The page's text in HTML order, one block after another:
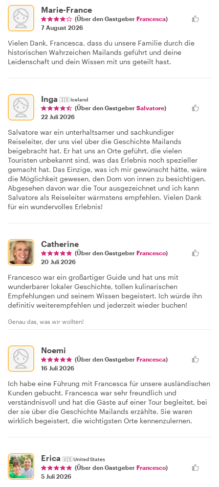
Marie-France
(Über den Gastgeber Francesca)
7 August 2026
Vielen Dank, Francesca, dass du unsere Familie durch die
historischen Wahrzeichen Mailands geführt und deine
Leidenschaft und dein Wissen mit uns geteilt hast.
Inga 🇮🇸Iceland
(Über den Gastgeber Salvatore)
22 Juli 2026
Salvatore war ein unterhaltsamer und sachkundiger
Reiseleiter, der uns viel über die Geschichte Mailands
beigebracht hat. Er hat uns an Orte geführt, die vielen
Touristen unbekannt sind, was das Erlebnis noch spezieller
gemacht hat. Das Einzige, was ich mir gewünscht hätte, wäre
die Möglichkeit gewesen, den Dom von innen zu besichtigen.
Abgesehen davon war die Tour ausgezeichnet und ich kann
Salvatore als Reiseleiter wärmstens empfehlen. Vielen Dank
für ein wundervolles Erlebnis!
Catherine
(Über den Gastgeber Francesco)
20 Juli 2026
Francesco war ein großartiger Guide und hat uns mit
wunderbarer lokaler Geschichte, tollen kulinarischen
Empfehlungen und seinem Wissen begeistert. Ich würde ihn
definitiv weiterempfehlen und jederzeit wieder buchen!
Genau das, was wir wollten!
Noemi
(Über den Gastgeber Francesca)
16 Juli 2026
Ich habe eine Führung mit Francesca für unsere ausländischen
Kunden gebucht. Francesca war sehr freundlich und
verständnisvoll und hat die Gäste auf einer Tour begleitet, bei
der sie über die Geschichte Mailands erzählte. Sie waren
wirklich begeistert, die wichtigsten Orte kennenzulernen.
Erica 🇺🇸United States
(Über den Gastgeber Francesco)
5 Juli 2026